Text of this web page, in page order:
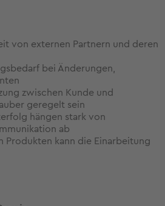
von externen Partnern und deren
bei Änderungen,
zwischen Kunde und
geregelt sein
hängen stark von
ab
Produkten kann die Einarbeitung